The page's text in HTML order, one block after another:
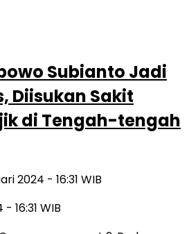
Subianto Jadi
Diisukan Sakit
di Tengah-tengah
2024 - 16:31 WIB
16:31 WIB